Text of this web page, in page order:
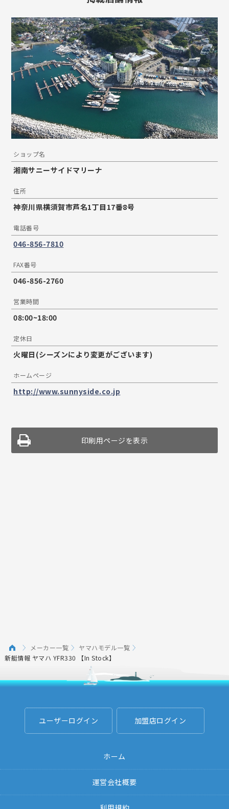
ショップ名
湘南サニーサイドマリーナ
住所
神奈川県横須賀市芦名1丁目17番8号
電話番号
046-856-7810
FAX番号
046-856-2760
営業時間
08:00~18:00
定休日
火曜日(シーズンにより変更がございます)
ホームページ
http://www.sunnyside.co.jp
印刷用ページを表示
メーカー一覧
ヤマハモデル一覧
新艇情報 ヤマハ YFR330 【In Stock】
ユーザーログイン 加盟店ログイン
ホーム
運営会社概要